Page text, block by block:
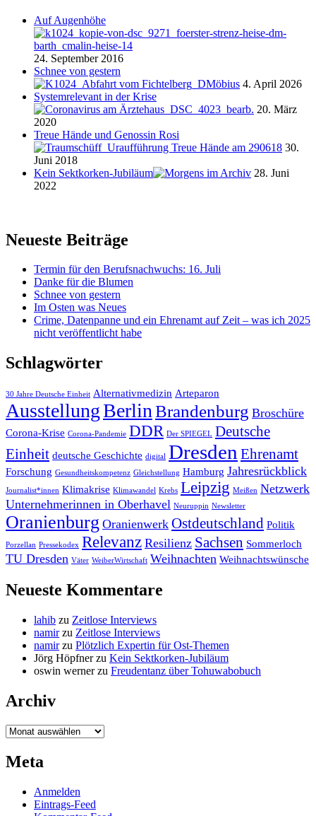
Auf Augenhöhe
24. September 2016
Schnee von gestern
4. April 2026
Systemrelevant in der Krise
20. März
2020
Treue Hände und Genossin Rosi
30.
Juni 2018
Kein Sektkorken-Jubiläum
28. Juni
2022
Neueste Beiträge
Termin für den Berufsnachwuchs: 16. Juli
Danke für die Blumen
Schnee von gestern
Im Osten was Neues
Crime, Datenpanne und ein Ehrenamt auf Zeit – was ich 2025
nicht veröffentlicht habe
Schlagwörter
30 Jahre Deutsche Einheit Alternativmedizin Arteparon
AusstellungBerlinBrandenburg Broschüre
Corona-Krise Corona-Pandemie DDR Der SPIEGEL Deutsche
Einheit deutsche Geschichte digital Dresden Ehrenamt
Forschung Gesundheitskompetenz Gleichstellung Hamburg Jahresrückblick
Journalist*innen Klimakrise Klimawandel Krebs Leipzig Meißen Netzwerk
Unternehmerinnen in Oberhavel Neuruppin Newsletter
Oranienburg Oranienwerk Ostdeutschland Politik
Porzellan Pressekodex Relevanz Resilienz Sachsen Sommerloch
TU Dresden Väter WeiberWirtschaft Weihnachten Weihnachtswünsche
Neueste Kommentare
lahib zu Zeitlose Interviews
namirzu Zeitlose Interviews
namirzu Plötzlich Expertin für Ost-Themen
Jörg Höpfnerzu Kein Sektkorken-Jubiläum
oswin wernerzu Freudentanz über Tohuwabobuch
Archiv
Archiv
Meta
Anmelden
Eintrags-Feed